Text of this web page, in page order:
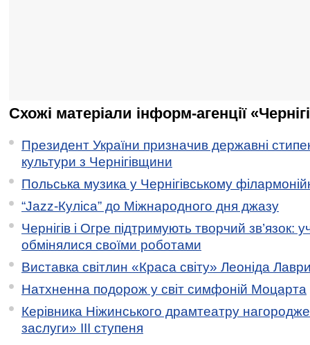
Схожі матеріали інформ-агенції
Президент України призначив державні
культури з Чернігівщини
Польська музика у Чернігівському
“Jazz-Куліса” до Міжнародного дня джазу
Чернігів і Огре підтримують творчий зв’язок:
обмінялися своїми роботами
Виставка світлин «Краса світу» Леоніда
Натхненна подорож у світ симфоній Моцарта
Керівника Ніжинського драмтеатру
заслуги» ІІІ ступеня